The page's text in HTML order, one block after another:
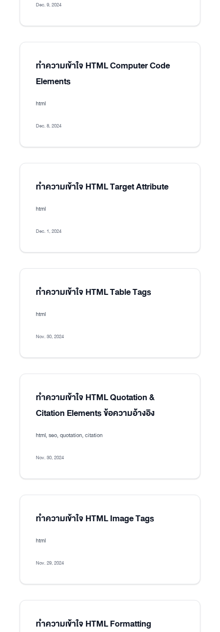
Dec. 9, 2024
ทำความเข้าใจ HTML Computer Code
Elements
html
Dec. 8, 2024
ทำความเข้าใจ HTML Target Attribute
html
Dec. 1, 2024
ทำความเข้าใจ HTML Table Tags
html
Nov. 30, 2024
ทำความเข้าใจ HTML Quotation &
Citation Elements ข้อความอ้างอิง
html, seo, quotation, citation
Nov. 30, 2024
ทำความเข้าใจ HTML Image Tags
html
Nov. 29, 2024
ทำความเข้าใจ HTML Formatting